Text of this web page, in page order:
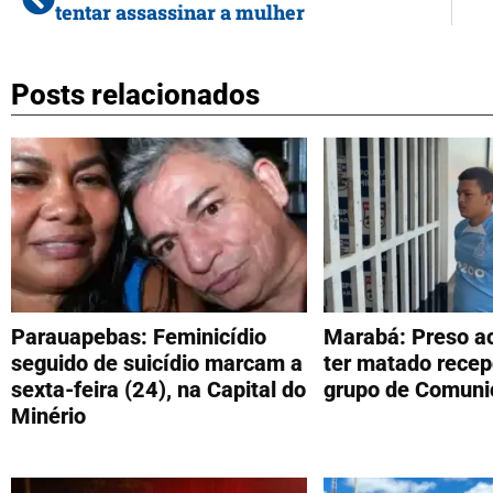
tentar assassinar a mulher
Posts relacionados
Parauapebas: Feminicídio
seguido de suicídio marcam a
sexta-feira (24), na Capital do
Minério
Marabá: Preso
ter matado
grupo de